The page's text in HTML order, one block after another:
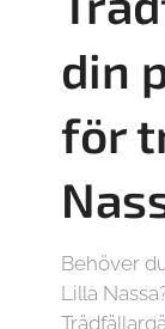
din
för
Behöver
Lilla